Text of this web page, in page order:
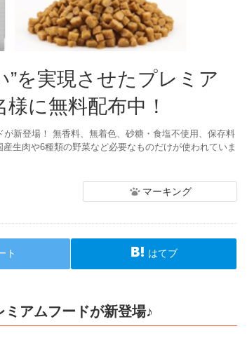
”を実現させたプレミア
に無料配布中！
新登場！ 無香料、無着色、砂糖・食塩不使用、保存料
生肉や6種類の野菜など必要なものだけが使われていま
マーキング
ト はてブ
アムフードが新登場♪